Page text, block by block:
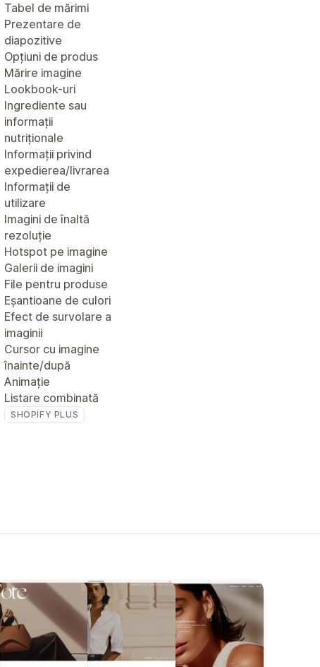
Tabel de mărimi
Prezentare de
diapozitive
Opțiuni de produs
Mărire imagine
Lookbook-uri
Ingrediente sau
informații
nutriționale
Informații privind
expedierea/livrarea
Informații de
utilizare
Imagini de înaltă
rezoluție
Hotspot pe imagine
Galerii de imagini
File pentru produse
Eșantioane de culori
Efect de survolare a
imaginii
Cursor cu imagine
înainte/după
Animație
Listare combinată
SHOPIFY PLUS